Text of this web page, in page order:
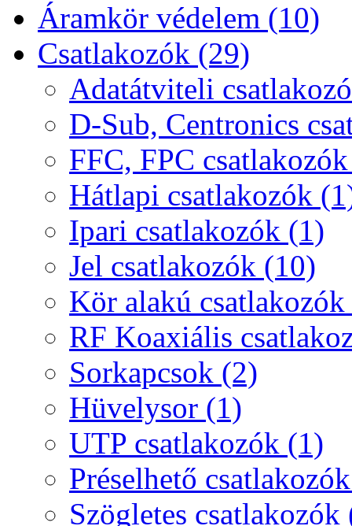
Áramkör védelem (10)
Csatlakozók (29)
Adatátviteli
D-Sub, Centronics
FFC, FPC
Hátlapi csatlakozók
Ipari csatlakozók (1)
Jel csatlakozók (10)
Kör alakú
RF Koaxiális
Sorkapcsok (2)
Hüvelysor (1)
UTP csatlakozók (1)
Préselhető
Szögletes csatlakozók